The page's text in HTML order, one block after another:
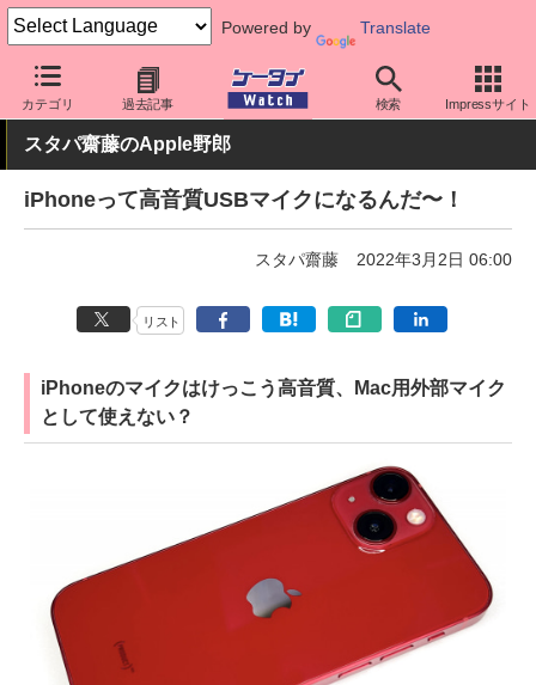
Powered by Translate
カテゴリ 過去記事 検索 Impressサイト
ケータイ Watch OS iPhone (iOS) アプリ・サービス
スタパ齋藤のApple野郎
iPhoneって高音質USBマイクになるんだ〜！
スタパ齋藤 2022年3月2日 06:00
リスト
iPhoneのマイクはけっこう高音質、Mac用外部マイク
として使えない？